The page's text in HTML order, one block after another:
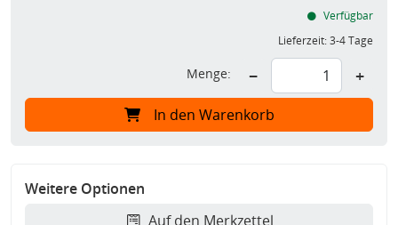
Verfügbar
Lieferzeit:3-4 Tage
Menge: − +
In den Warenkorb
Weitere Optionen
Auf den Merkzettel